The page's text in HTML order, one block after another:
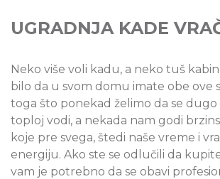
UGRADNJA KADE
Neko više voli kadu, a neko tuš
bilo da u svom domu imate obe ove
toga što ponekad želimo da se dugo
toploj vodi, a nekada nam godi
koje pre svega, štedi naše vreme i
energiju. Ako ste se odlučili da
vam je potrebno da se obavi